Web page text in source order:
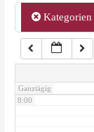
Kategorien
Ganztägig
6:00
7:00
8:00